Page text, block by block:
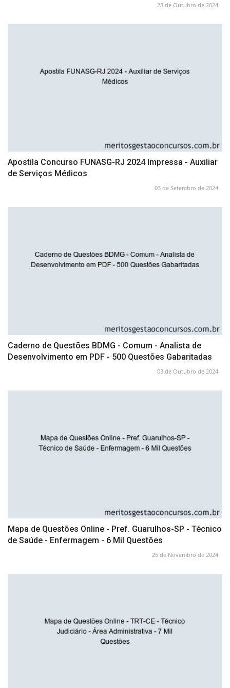
28 de Outubro de 2024
Apostila Concurso FUNASG-RJ 2024 Impressa - Auxiliar
de Serviços Médicos
03 de Setembro de 2024
Caderno de Questões BDMG - Comum - Analista de
Desenvolvimento em PDF - 500 Questões Gabaritadas
03 de Outubro de 2024
Mapa de Questões Online - Pref. Guarulhos-SP - Técnico
de Saúde - Enfermagem - 6 Mil Questões
25 de Novembro de 2024